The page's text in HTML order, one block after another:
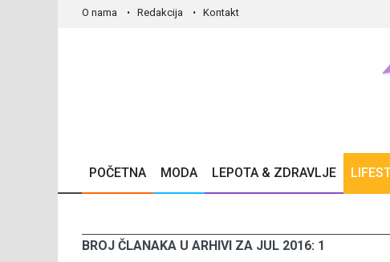
O nama Redakcija Kontakt
POČETNA MODA LEPOTA & ZDRAVLJE
BROJ ČLANAKA U ARHIVI ZA JUL 2016: 1